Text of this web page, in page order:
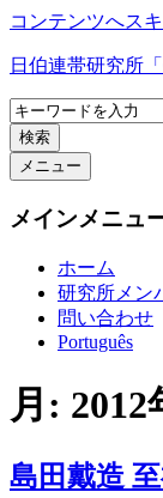
コンテンツへス
日伯連帯研究所「
検索
メニュー
メインメニュ
ホーム
研究所メン
問い合わせ
Português
月: 2012
島田戴造